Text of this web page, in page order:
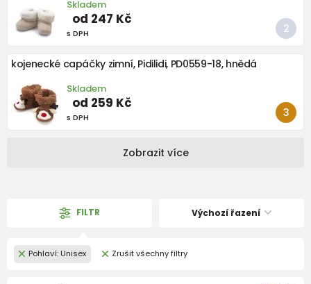
Skladem
od 247 Kč
s DPH
kojenecké capáčky zimní, Pidilidi, PD0559-18, hnědá
Skladem
od 259 Kč
s DPH
Zobrazit více
FILTR Výchozí řazení
Pohlaví: Unisex Zrušit všechny filtry